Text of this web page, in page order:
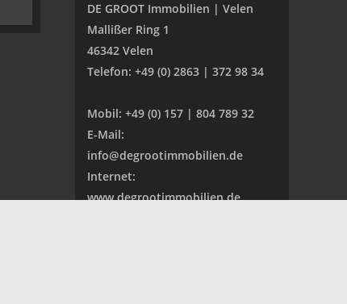
DE GROOT Immobilien | Velen
Mallißer Ring 1
46342 Velen
Telefon: +49 (0) 2863 | 372 98 34
Mobil: +49 (0) 157 | 804 789 32
E-Mail:
info@degrootimmobilien.de
Internet:
www.degrootimmobilien.de